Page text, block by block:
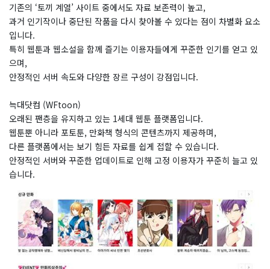
기존의 ‘토끼 계열’ 사이트 중에서도 자료 보존력이 높고,
과거 인기작이나 중단된 작품을 다시 찾아볼 수 있다는 점이 차별화 요소
입니다.
특히 웹툰과 웹소설을 함께 즐기는 이용자들에게 꾸준한 인기를 얻고 있
으며,
안정적인 서버 속도와 다양한 장르 구성이 강점입니다.
늑대닷컴 (WFtoon)
오래된 팬층을 유지하고 있는 1세대 웹툰 플랫폼입니다.
웹툰뿐 아니라 포토툰, 만화책 형식의 콘텐츠까지 제공하며,
다른 플랫폼에서는 보기 힘든 자료를 쉽게 접할 수 있습니다.
안정적인 서버와 꾸준한 업데이트로 인해 고정 이용자가 꾸준히 늘고 있
습니다.